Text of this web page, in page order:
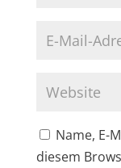
Name, E-
diesem